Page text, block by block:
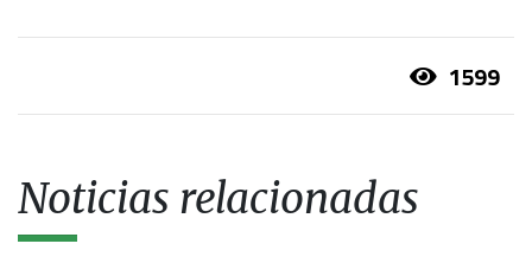
1599
Noticias relacionadas